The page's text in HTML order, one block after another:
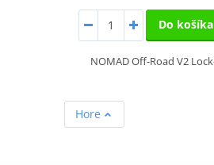
Do košíka
NOMAD Off-Road V2
Hore